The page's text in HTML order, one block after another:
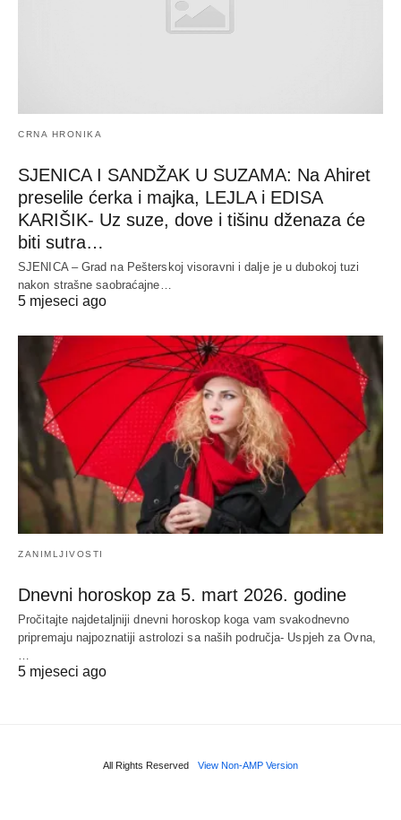
CRNA HRONIKA
SJENICA I SANDŽAK U SUZAMA: Na Ahiret
preselile ćerka i majka, LEJLA i EDISA
KARIŠIK- Uz suze, dove i tišinu dženaza će
biti sutra…
SJENICA – Grad na Pešterskoj visoravni i dalje je u dubokoj tuzi
nakon strašne saobraćajne…
5 mjeseci ago
ZANIMLJIVOSTI
Dnevni horoskop za 5. mart 2026. godine
Pročitajte najdetaljniji dnevni horoskop koga vam svakodnevno
pripremaju najpoznatiji astrolozi sa naših područja- Uspjeh za Ovna,
…
5 mjeseci ago
All Rights Reserved View Non-AMP Version